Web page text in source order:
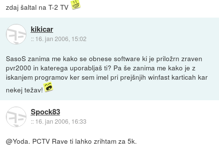
zdaj šaltal na T-2 TV
kikicar
:: 16. jan 2006, 15:02
SasoS zanima me kako se obnese software ki je priložrn zraven
pvr2000 in katerega uporabljaš ti? Pa še zanima me kako je z
iskanjem programov ker sem imel pri prejšnjih winfast karticah kar
nekej težav!
Spock83
:: 16. jan 2006, 16:33
@Yoda. PCTV Rave ti lahko zrihtam za 5k.